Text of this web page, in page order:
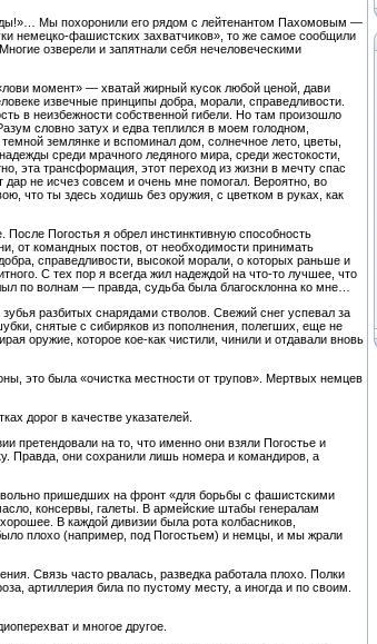
Мы похоронили его рядом с лейтенантом Пахомовым —
немецко-фашистских захватчиков», то же самое сообщили
озверели и запятнали себя нечеловеческими
момент» — хватай жирный кусок любой ценой, дави
извечные принципы добра, морали, справедливости.
в неизбежности собственной гибели. Но там произошло
словно затух и едва теплился в моем голодном,
землянке и вспоминал дом, солнечное лето, цветы,
среди мрачного ледяного мира, среди жестокости,
эта трансформация, этот переход из жизни в мечту спас
дар не исчез совсем и очень мне помогал. Вероятно, во
что ты здесь ходишь без оружия, с цветком в руках, как
Погостья я обрел инстинктивную способность
от командных постов, от необходимости принимать
справедливости, высокой морали, о которых раньше и
С тех пор я всегда жил надеждой на что-то лучшее, что
по волнам — правда, судьба была благосклонна ко мне…
разбитых снарядами стволов. Свежий снег успевал за
снятые с сибиряков из пополнения, полегших, еще не
оружие, которое кое-как чистили, чинили и отдавали вновь
это была «очистка местности от трупов». Мертвых немцев
дорог в качестве указателей.
претендовали на то, что именно они взяли Погостье и
Правда, они сохранили лишь номера и командиров, а
пришедших на фронт «для борьбы с фашистскими
консервы, галеты. В армейские штабы генералам
В каждой дивизии была рота колбасников,
плохо (например, под Погостьем) и немцы, и мы жрали
Связь часто рвалась, разведка работала плохо. Полки
артиллерия била по пустому месту, а иногда и по своим.
и многое другое.